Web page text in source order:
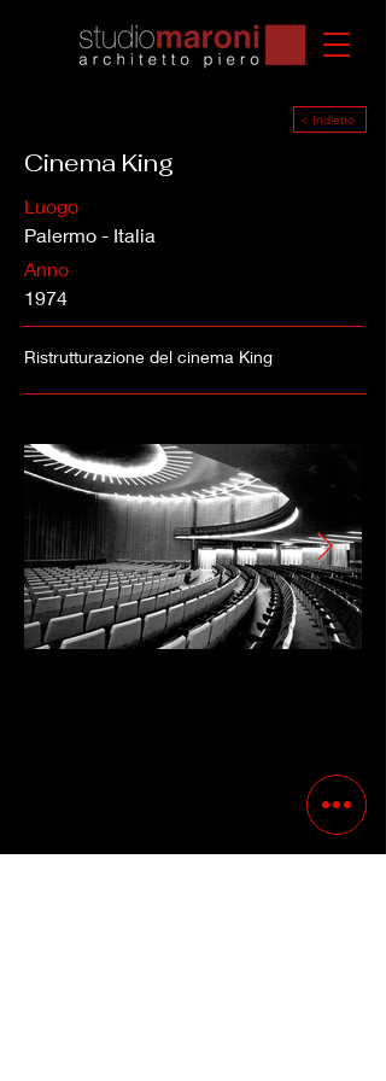
< Indietro
Cinema King
Luogo
Palermo - Italia
Anno
1974
Ristrutturazione del cinema King